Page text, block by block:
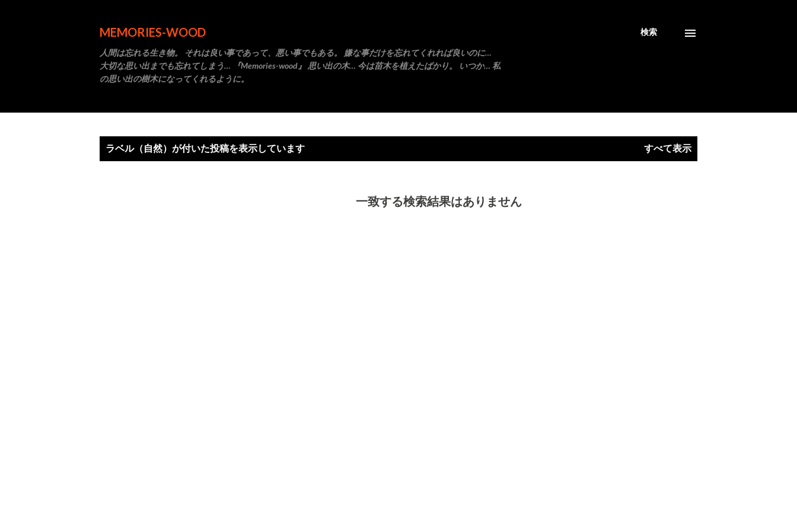
MEMORIES-WOOD
人間は忘れる生き物。 それは良い事であって、悪い事でもある。 嫌な事だけを忘れてくれれば良いのに…
大切な思い出までも忘れてしまう… 『Memories-wood』 思い出の木… 今は苗木を植えたばかり。 いつか… 私
の思い出の樹木になってくれるように。
検索
ラベル（自然）が付いた投稿を表示しています すべて表示
一致する検索結果はありません